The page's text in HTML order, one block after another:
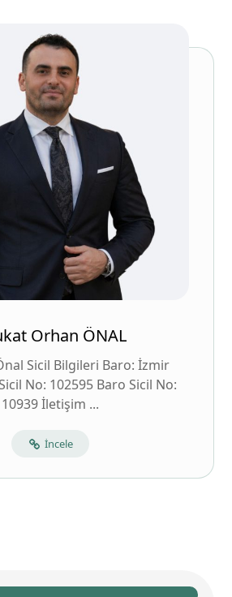
Orhan ÖNAL
Sicil Bilgileri Baro: İzmir
No: 102595 Baro Sicil No:
10939 İletişim ...
İncele